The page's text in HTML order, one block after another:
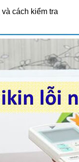
và cách kiểm tra